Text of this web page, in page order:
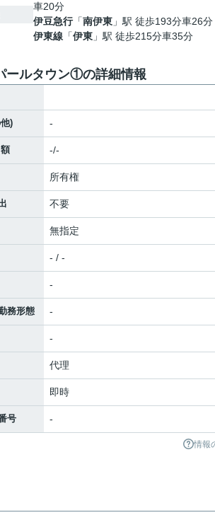
車20分
伊豆急行「南伊東 」駅 徒歩193分車26分
伊東線 「伊東 」駅 徒歩215分車35分
ールタウン①の詳細情報
) -
-/-
所有権
不要
無指定
- / -
-
務形態 -
-
代理
即時
号 -
情報